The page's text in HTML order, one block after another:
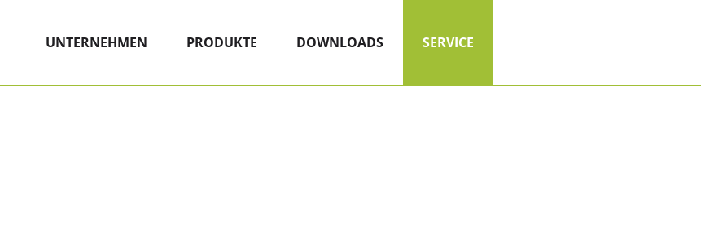
UNTERNEHMEN
PRODUKTE DOWNLOADS SERVICE